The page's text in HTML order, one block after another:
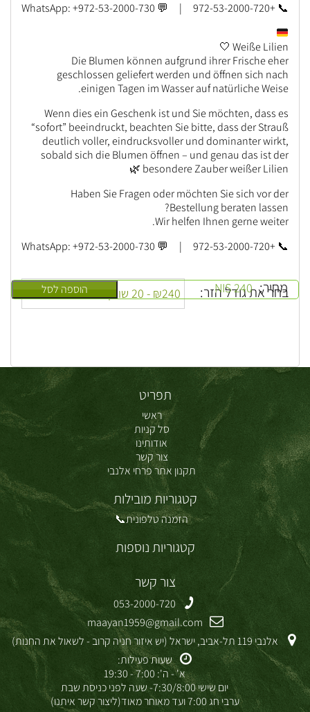
📞 +972-53-2000-720 | 💬 WhatsApp: +972-53-2000-730
Weiße Lilien 🤍
Die Blumen können aufgrund ihrer Frische eher
geschlossen geliefert werden und öffnen sich nach
einigen Tagen im Wasser auf natürliche Weise.
Wenn dies ein Geschenk ist und Sie möchten, dass es
“sofort” beeindruckt, beachten Sie bitte, dass der Strauß
deutlich voller, eindrucksvoller und dominanter wirkt,
sobald sich die Blumen öffnen – und genau das ist der
besondere Zauber weißer Lilien 🌿
Haben Sie Fragen oder möchten Sie sich vor der
Bestellung beraten lassen?
Wir helfen Ihnen gerne weiter.
📞 +972-53-2000-720 | 💬 WhatsApp: +972-53-2000-730
בחר את גודל הזר:
מחיר: 240 NIS הוספה לסל
תפריט
ראשי
סל קניות
אודותינו
צור קשר
תקנון אתר פרחי אלנבי
קטגוריות מובילות
הזמנה טלפונית📞
קטגוריות נוספות
צור קשר
053-2000-720
maayan1959@gmail.com
אלנבי 119 תל-אביב, ישראל (יש איזור חניה קרוב - לשאול את החנות)
שעות פעילות:
א' - ה': 7:00 - 19:30
יום שישי 7:30/8:00- שעה לפני כניסת שבת
ערבי חג 7:00 ועד מאוחר מאוד(ליצור קשר איתנו)